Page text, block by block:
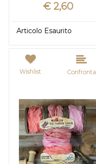
€ 2,60
Articolo Esaurito
Wishlist Confronta